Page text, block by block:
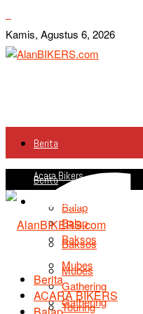
Kamis, Agustus 6, 2026
Berita
Acara Bikers
Balap
Baksos
Mubes
Gathering
Berita
Acara Bikers
Balap
Baksos
Mubes
Gathering
Touring
Berita
ACARA BIKERS